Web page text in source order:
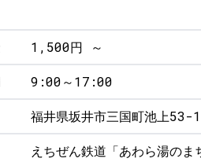
1,500円 ～
9:00～17:00
福井県坂井市三国町池上53-1
えちぜん鉄道「あわら湯の